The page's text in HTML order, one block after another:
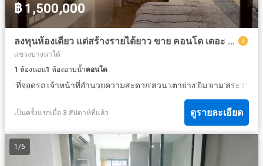
฿ 1,500,000
ลงทุนห้องเดียว แต่สร้างรายได้ยาว ขาย คอนโด เดอะ คาบาน่า ทำเลแบบนี้ นักลงทุนตัวจริงไม่รอให้ราคาขึ้นก่อน
แขวงบางนาใต้
1 ห้องนอน1 ห้องอาบน้ำคอนโด
·ที่จอดรถ·เจ้าหน้าที่อำนวยความสะดวก·สวน·เตาย่าง·ยิม·ยาม·สระว่ายน้
เป็นครั้งแรกเมื่อ 3 สัปดาห์ที่แล้ว ดูรายละเอียด
1 /6